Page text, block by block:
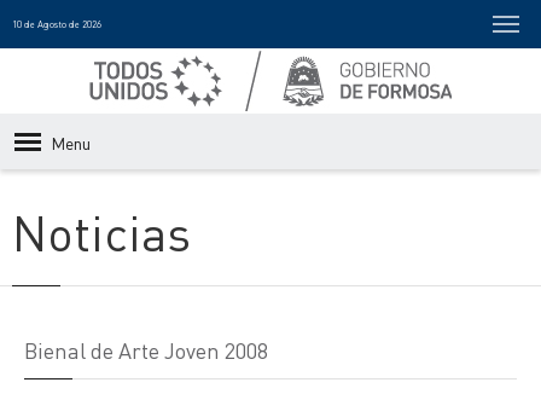
10 de Agosto de 2026
Menu
Noticias
Bienal de Arte Joven 2008